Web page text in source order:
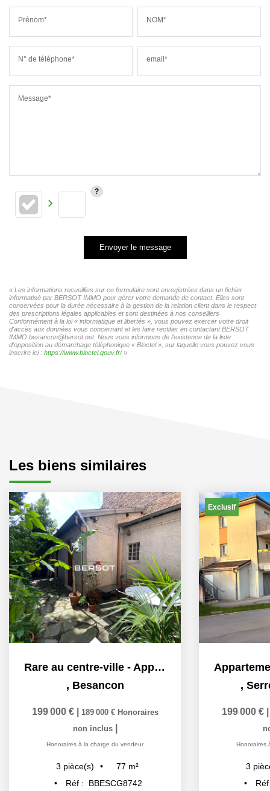
Prénom* NOM*
N° de téléphone* email*
Message*
Envoyer le message
« Les informations recueillies sur ce formulaire sont enregistrées dans un fichier
informatisé par BERSOT IMMO pour gérer votre demande de contact. Elles sont
conservées pour la durée nécessaire à la gestion de la relation client dans le respect
des prescriptions légales applicables et sont destinées à nos conseillers
Conformément à la loi « informatique et libertés », vous pouvez exercer votre droit
d'accès aux données vous concernant et les faire rectifier en contactant BERSOT
IMMO besancon@bersot.net. Nous vous informons de l'existence de la liste
d'opposition au démarchage téléphonique « Bloctel », sur laquelle vous pouvez vous
inscrire ici : https://www.bloctel.gouv.fr/»
Les biens similaires
Rare au centre-ville - Appartement T4 rez de chaussée avec...
, Besancon
199 000 € 189 000 € Honoraires
non inclus
Honoraires à la charge du vendeur
3 pièce(s) 77 m²
Réf :
BBESCG8742
Exclusif
,
199 000 €
Honoraires
3